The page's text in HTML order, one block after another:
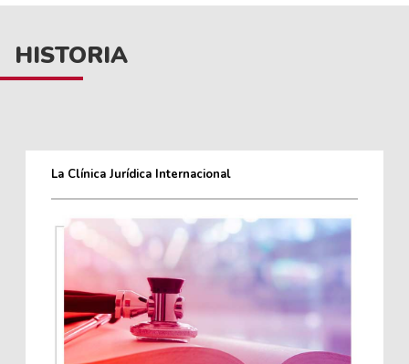
HISTORIA
La Clínica Jurídica Internacional